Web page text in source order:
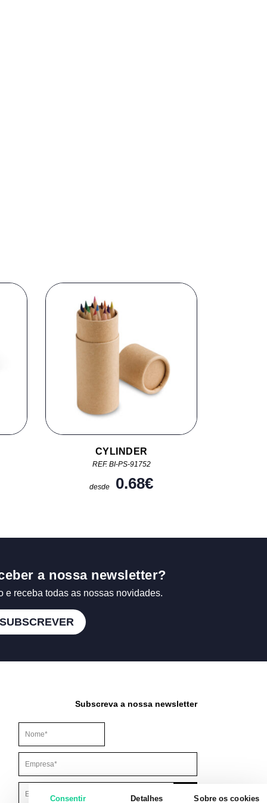
Consentir Detalhes Sobre os cookies
CYLINDER
REF. BI-PS-91752
desde 0.68€
a nossa newsletter?
e receba todas as nossas novidades.
SUBSCREVER
Subscreva a nossa newsletter
Este campo é para efeitos de validação e deve ser mantido